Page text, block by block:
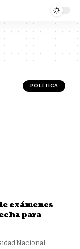
POLÍTICA
exámenes
para
Nacional